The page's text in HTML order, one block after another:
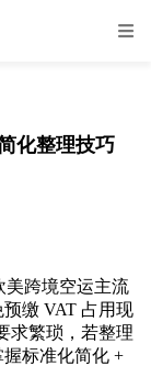
化整理技巧
跨境空运主流
缴 VAT 占用现
求繁琐，若整理
标准化简化 +